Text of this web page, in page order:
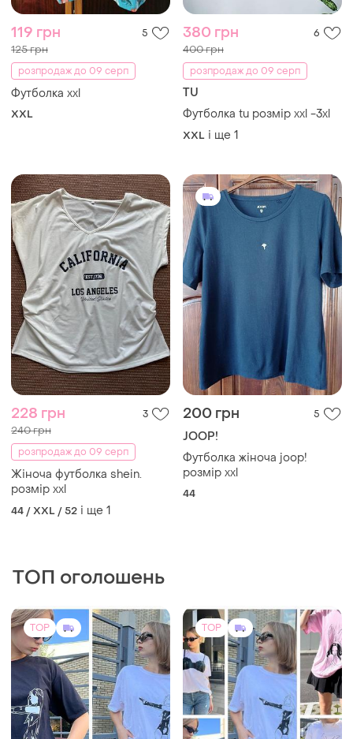
119 грн 5
125 грн
розпродаж до 09 серп
Футболка xxl
XXL
380 грн 6
400 грн
розпродаж до 09 серп
TU
Футболка tu розмір xxl -3xl
XXL і ще 1
228 грн 3
240 грн
розпродаж до 09 серп
Жіноча футболка shein.
розмір xxl
44 / XXL / 52 і ще 1
200 грн 5
JOOP!
Футболка жіноча joop!
розмір xxl
44
ТОП оголошень
TOP TOP